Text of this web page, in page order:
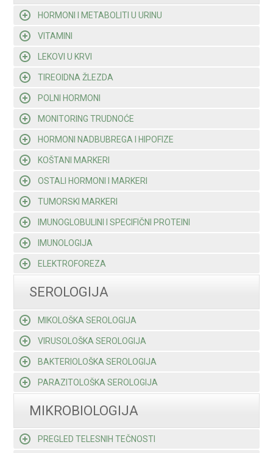
HORMONI I METABOLITI U URINU
VITAMINI
LEKOVI U KRVI
TIREOIDNA ŽLEZDA
POLNI HORMONI
MONITORING TRUDNOĆE
HORMONI NADBUBREGA I HIPOFIZE
KOŠTANI MARKERI
OSTALI HORMONI I MARKERI
TUMORSKI MARKERI
IMUNOGLOBULINI I SPECIFIČNI PROTEINI
IMUNOLOGIJA
ELEKTROFOREZA
SEROLOGIJA
MIKOLOŠKA SEROLOGIJA
VIRUSOLOŠKA SEROLOGIJA
BAKTERIOLOŠKA SEROLOGIJA
PARAZITOLOŠKA SEROLOGIJA
MIKROBIOLOGIJA
PREGLED TELESNIH TEČNOSTI